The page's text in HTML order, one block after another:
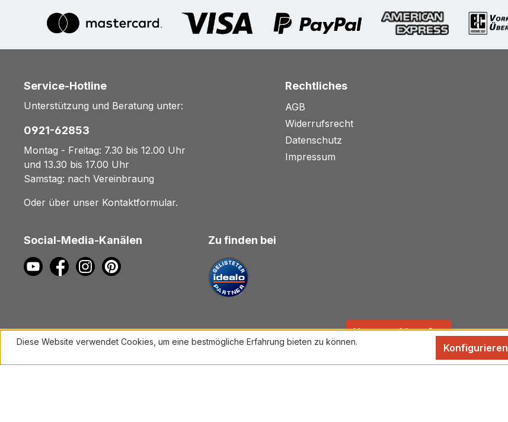
Service-Hotline
Unterstützung und Beratung unter:
0921-62853
Montag - Freitag: 7.30 bis 12.00 Uhr
und 13.30 bis 17.00 Uhr
Samstag: nach Vereinbraung
Oder über unser Kontaktformular.
Rechtliches
AGB
Widerrufsrecht
Datenschutz
Impressum
Social-Media-Kanälen Zu finden bei
Vertrag widerrufen
Diese Website verwendet Cookies, um eine bestmögliche Erfahrung bieten zu können.
Konfigurieren